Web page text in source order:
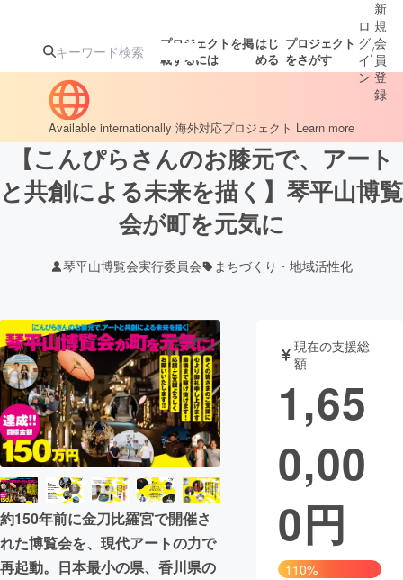
プロジェクトを掲
載するには
はじ
める
プロジェクト
をさがす
人気のプロ
ジェクト
注目のリ
ターン
注目の新着プロ
ジェクト
募集終了が近いプ
ロジェクト
もうすぐ公開
されます
アート・写真
映像・映画 書籍・雑誌
ビジネス・起業 チャレンジ
まちづくり・地域活性化
CAMPFIRE for Social Good CAMPFIRE Creation
CAMPFIREふるさと納税machi-ya コミュニティ
ロ
グ
イ
ン
/
新
規
会
員
登
録
Available internationally 海外対応プロジェクト Learn more
【こんぴらさんのお膝元で、アート
と共創による未来を描く】琴平山博覧
会が町を元気に
琴平山博覧会実行委員会 まちづくり・地域活性化
約150年前に金刀比羅宮で開催さ
れた博覧会を、現代アートの力で
再起動。日本最小の県、香川県の
現在の支援総
額
1,65
0,00
0円
110%